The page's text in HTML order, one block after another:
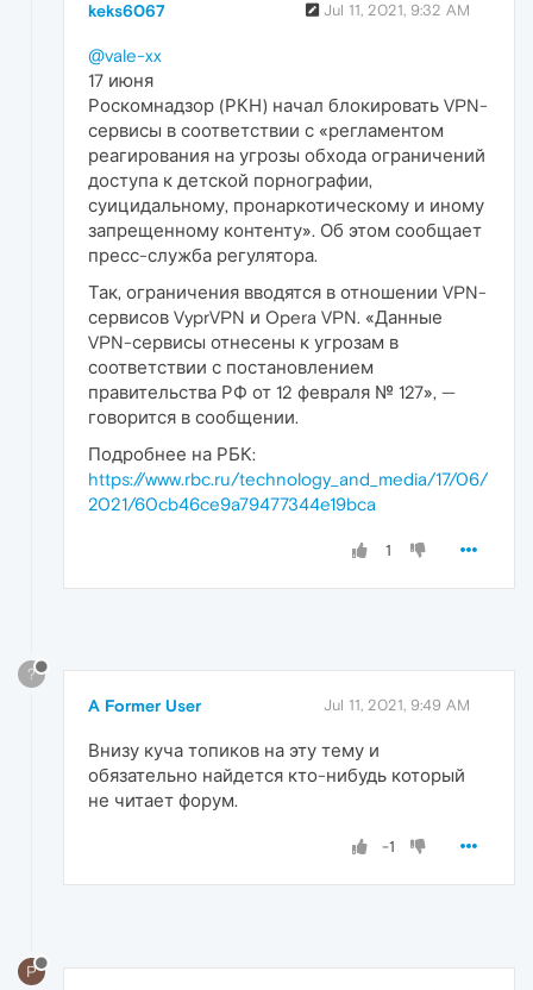
keks6067 Jul 11, 2021, 9:32 AM
@vale-xx
17 июня
Роскомнадзор (РКН) начал блокировать VPN-
сервисы в соответствии с «регламентом
реагирования на угрозы обхода ограничений
доступа к детской порнографии,
суицидальному, пронаркотическому и иному
запрещенному контенту». Об этом сообщает
пресс-служба регулятора.
Так, ограничения вводятся в отношении VPN-
сервисов VyprVPN и Opera VPN. «Данные
VPN-сервисы отнесены к угрозам в
соответствии с постановлением
правительства РФ от 12 февраля № 127», —
говорится в сообщении.
Подробнее на РБК:
https://www.rbc.ru/technology_and_media/17/06/
2021/60cb46ce9a79477344e19bca
1
?
A Former User Jul 11, 2021, 9:49 AM
Внизу куча топиков на эту тему и
обязательно найдется кто-нибудь который
не читает форум.
-1
P